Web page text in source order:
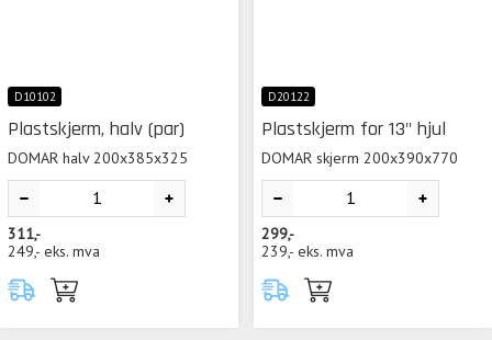
D10102
Plastskjerm, halv (par)
DOMAR halv 200x385x325
311,-
249,- eks. mva
D20122
Plastskjerm for 13" hjul
DOMAR skjerm 200x390x770
299,-
239,- eks. mva